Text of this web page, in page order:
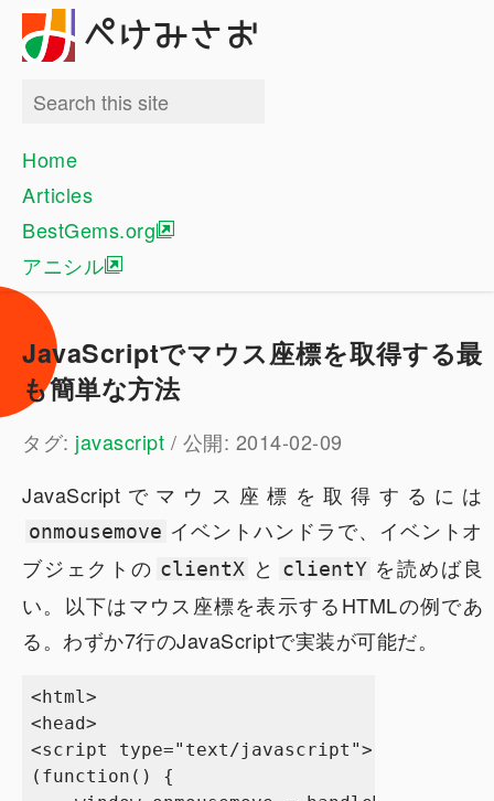
ぺけみさお
Home
Articles
BestGems.org
アニシル
JavaScriptでマウス座標を取得する最
も簡単な方法
タグ: javascript / 公開: 2014-02-09
JavaScriptでマウス座標を取得するには
onmousemove イベントハンドラで、イベントオ
ブジェクトの clientX と clientY を読めば良
い。以下はマウス座標を表示するHTMLの例であ
る。わずか7行のJavaScriptで実装が可能だ。
<html>
<head>
<script type="text/javascript">
(function() {